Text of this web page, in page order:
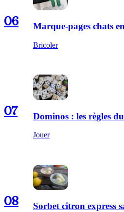
06 Marque-pages chats
Bricoler
07 Dominos : les règles
Jouer
08 Sorbet citron express